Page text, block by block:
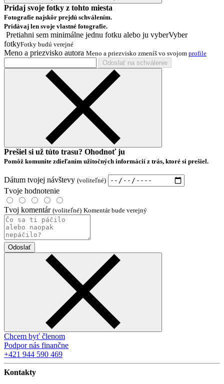
Pridaj svoje fotky z tohto miesta
Fotografie najskôr prejdú schválením.
Pridávaj len svoje vlastné fotografie.
Pretiahni sem minimálne jednu fotku alebo ju vyberVyber
fotkyFotky budú verejné
Meno a priezvisko autora Meno a priezvisko zmeníš vo svojom profile
Odoslať na schválenie
Prešiel si už túto trasu? Ohodnoť ju
Pomôž komunite zdieľaním užitočných informácií z trás, ktoré si prešiel.
Dátum tvojej návštevy (voliteľné)
Tvoje hodnotenie
Tvoj komentár (voliteľné) Komentár bude verejný
Odoslať
Chcem byť členom
Podpor nás finančne
+421 944 590 469
Kontakty